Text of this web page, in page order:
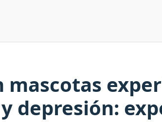
mascotas
depresión: